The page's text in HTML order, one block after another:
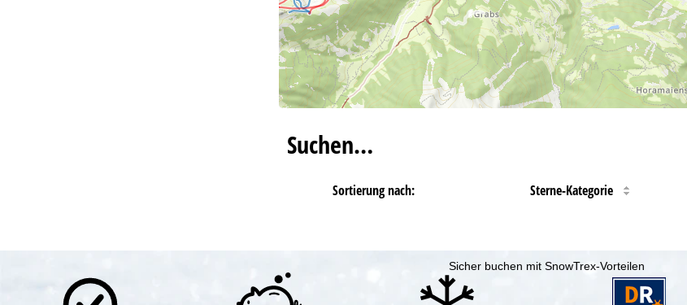
Suchen…
Sortierung nach: Sterne-Kategorie
Sicher buchen mit SnowTrex-Vorteilen